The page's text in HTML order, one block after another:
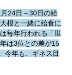
24日～30日の給
根と一緒に給食に
毎年行われる「世
は3位との差が15
今年も、ギネス目